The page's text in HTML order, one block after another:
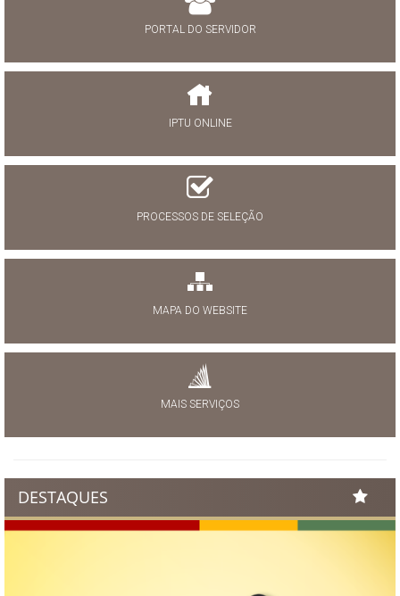
PORTAL DO SERVIDOR
IPTU ONLINE
PROCESSOS DE SELEÇÃO
MAPA DO WEBSITE
MAIS SERVIÇOS
DESTAQUES